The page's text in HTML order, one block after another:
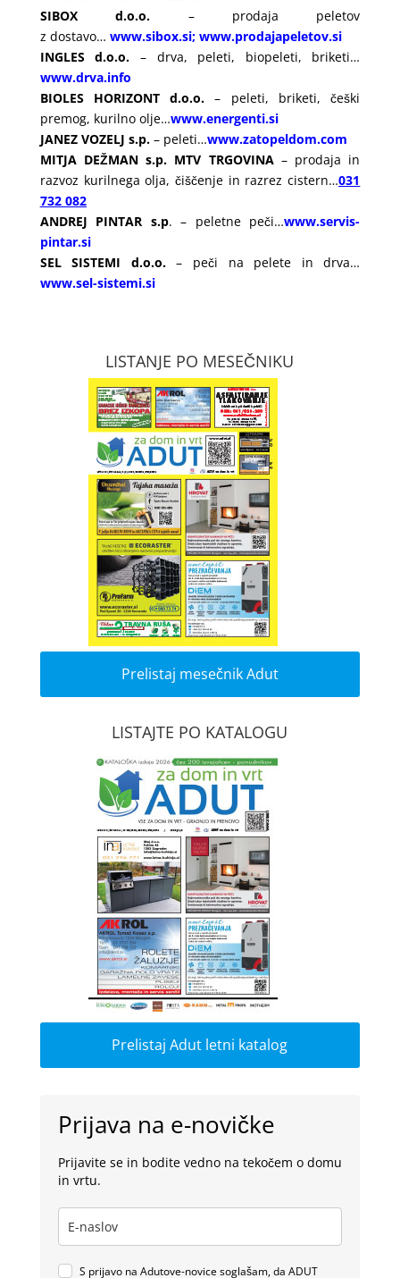
SIBOX d.o.o. – prodaja peletov
z dostavo… www.sibox.si; www.prodajapeletov.si
INGLES d.o.o. – drva, peleti, biopeleti, briketi…
www.drva.info
BIOLES HORIZONT d.o.o. – peleti, briketi, češki
premog, kurilno olje…www.energenti.si
JANEZ VOZELJ s.p.– peleti…www.zatopeldom.com
MITJA DEŽMAN s.p. MTV TRGOVINA– prodaja in
razvoz kurilnega olja, čiščenje in razrez cistern…031
732 082
ANDREJ PINTAR s.p. – peletne peči…www.servis-
pintar.si
SEL SISTEMI d.o.o.– peči na pelete in drva…
www.sel-sistemi.si
LISTANJE PO MESEČNIKU
Prelistaj mesečnik Adut
LISTAJTE PO KATALOGU
Prelistaj Adut letni katalog
Prijava na e-novičke
Prijavite se in bodite vedno na tekočem o domu
in vrtu.
S prijavo na Adutove-novice soglašam, da ADUT